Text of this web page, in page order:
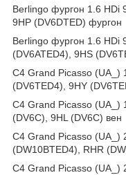
Berlingo фургон 1.6 HDi
9HP (DV6DTED) фургон
Berlingo фургон 1.6 HDi
(DV6ATED4), 9HS
C4 Grand Picasso (UA_)
(DV6TED4), 9HY
C4 Grand Picasso (UA_)
(DV6C), 9HL (DV6C) вен
C4 Grand Picasso (UA_)
(DW10BTED4), RHR
C4 Grand Picasso (UA_)